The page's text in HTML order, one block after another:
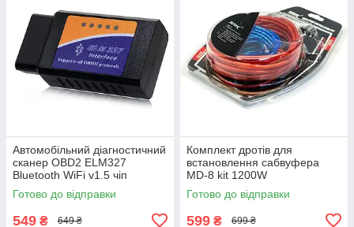
Автомобільний діагностичний
сканер OBD2 ELM327
Bluetooth WiFi v1.5 чіп
PIC18F25K80
Готово до відправки
549 ₴ 649 ₴
Комплект дротів для
встановлення сабвуфера
MD-8 kit 1200W
Готово до відправки
599 ₴ 699 ₴